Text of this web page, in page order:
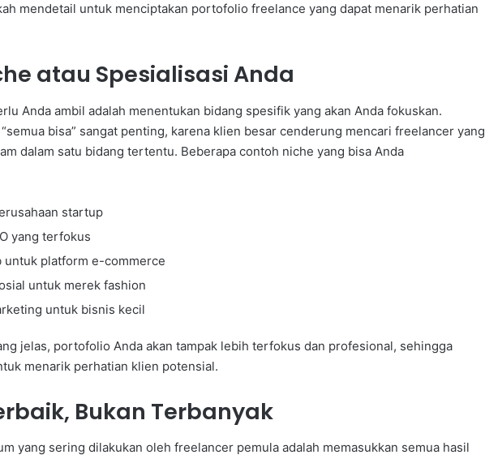
mendetail untuk menciptakan portofolio freelance yang dapat menarik perhatian
atau Spesialisasi Anda
Anda ambil adalah menentukan bidang spesifik yang akan Anda fokuskan.
bisa” sangat penting, karena klien besar cenderung mencari freelancer yang
dalam satu bidang tertentu. Beberapa contoh niche yang bisa Anda
startup
yang terfokus
untuk platform e-commerce
untuk merek fashion
untuk bisnis kecil
jelas, portofolio Anda akan tampak lebih terfokus dan profesional, sehingga
menarik perhatian klien potensial.
Bukan Terbanyak
yang sering dilakukan oleh freelancer pemula adalah memasukkan semua hasil